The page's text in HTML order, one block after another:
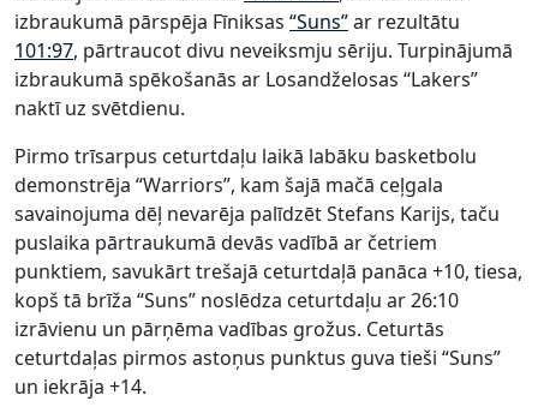
izbraukumā pārspēja Fīniksas “Suns”ar rezultātu
101:97, pārtraucot divu neveiksmju sēriju. Turpinājumā
izbraukumā spēkošanās ar Losandželosas “Lakers”
naktī uz svētdienu.
Pirmo trīsarpus ceturtdaļu laikā labāku basketbolu
demonstrēja “Warriors”, kam šajā mačā ceļgala
savainojuma dēļ nevarēja palīdzēt Stefans Karijs, taču
puslaika pārtraukumā devās vadībā ar četriem
punktiem, savukārt trešajā ceturtdaļā panāca +10, tiesa,
kopš tā brīža “Suns” noslēdza ceturtdaļu ar 26:10
izrāvienu un pārņēma vadības grožus. Ceturtās
ceturtdaļas pirmos astoņus punktus guva tieši “Suns”
un iekrāja +14.